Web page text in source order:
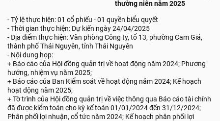
thường niên năm 2025
- Tỷ lệ thực hiện: 01 cổ phiếu - 01 quyền biểu quyết
- Thời gian thực hiện: Dự kiến ngày 24/04/2025
- Địa điểm thực hiện: Văn phòng Công ty, tổ 13, phường Cam Giá,
thành phố Thái Nguyên, tỉnh Thái Nguyên
- Nội dung họp:
+ Báo cáo của Hội đồng quản trị về hoạt động năm 2024; Phương
hướng, nhiệm vụ năm 2025;
+ Báo cáo của Ban Kiểm soát về hoạt động năm 2024; Kế hoạch
hoạt động năm 2025;
+ Tờ trình của Hội đồng quản trị về việc thông qua Báo cáo tài chính
đã được kiểm toán cho kỳ kế toán 01/01/2024 đến 31/12/2024;
Phân phối lợi nhuận, cổ tức năm 2024; Kế hoạch phân phối lợi